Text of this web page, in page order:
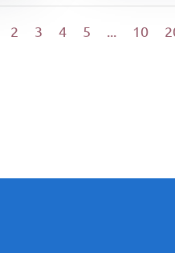
2 3 4 5 10